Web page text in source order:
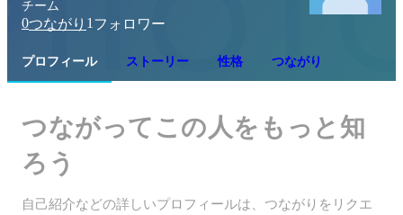
チーム
0つながり 1 フォロワー
プロフィール ストーリー 性格 つながり
つながってこの人をもっと知
ろう
自己紹介などの詳しいプロフィールは、つながりをリクエ